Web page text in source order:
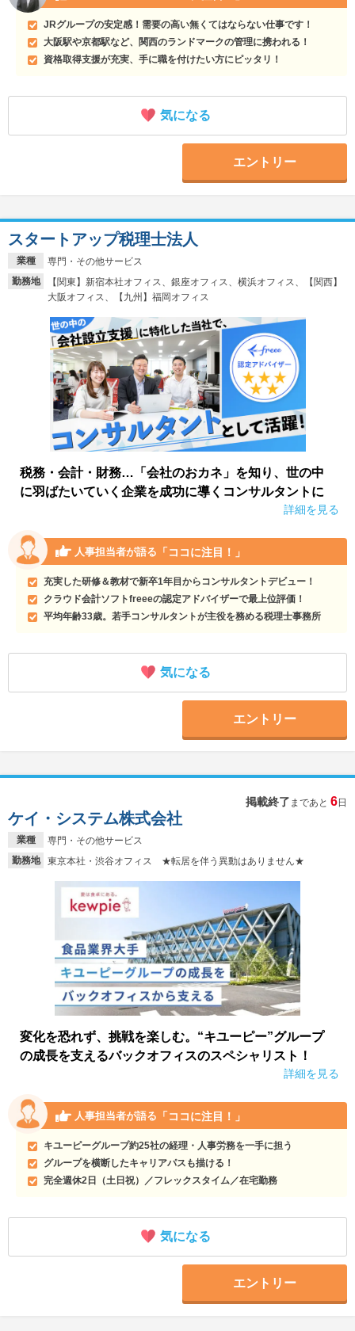
JRグループの安定感！需要の高い無くてはならない仕事です！
大阪駅や京都駅など、関西のランドマークの管理に携われる！
資格取得支援が充実、手に職を付けたい方にピッタリ！
気になる
エントリー
業種
専門・その他サービス
勤務地
【関東】新宿本社オフィス、銀座オフィス、横浜オフィス、【関西】
大阪オフィス、【九州】福岡オフィス
スタートアップ税理士法人
税務・会計・財務…「会社のおカネ」を知り、世の中
に羽ばたいていく企業を成功に導くコンサルタントに
詳細を見る
人事担当者が語る 「ココに注目！」
充実した研修＆教材で新卒1年目からコンサルタントデビュー！
クラウド会計ソフトfreeeの認定アドバイザーで最上位評価！
平均年齢33歳。若手コンサルタントが主役を務める税理士事務所
気になる
エントリー
掲載終了 まであと 6日
業種
専門・その他サービス
勤務地
東京本社・渋谷オフィス ★転居を伴う異動はありません★
ケイ・システム株式会社
変化を恐れず、挑戦を楽しむ。“キユーピー”グループ
の成長を支えるバックオフィスのスペシャリスト！
詳細を見る
人事担当者が語る 「ココに注目！」
キユーピーグループ約25社の経理・人事労務を一手に担う
グループを横断したキャリアパスも描ける！
完全週休2日（土日祝）／フレックスタイム／在宅勤務
気になる
エントリー